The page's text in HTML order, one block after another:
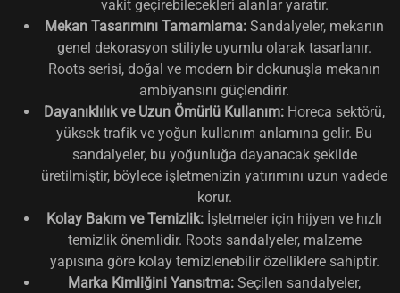
vakit geçirebilecekleri alanlar yaratır.
Mekan Tasarımını Tamamlama: Sandalyeler, mekanın
genel dekorasyon stiliyle uyumlu olarak tasarlanır.
Roots serisi, doğal ve modern bir dokunuşla mekanın
ambiyansını güçlendirir.
Dayanıklılık ve Uzun Ömürlü Kullanım: Horeca sektörü,
yüksek trafik ve yoğun kullanım anlamına gelir. Bu
sandalyeler, bu yoğunluğa dayanacak şekilde
üretilmiştir, böylece işletmenizin yatırımını uzun vadede
korur.
Kolay Bakım ve Temizlik: İşletmeler için hijyen ve hızlı
temizlik önemlidir. Roots sandalyeler, malzeme
yapısına göre kolay temizlenebilir özelliklere sahiptir.
Marka Kimliğini Yansıtma: Seçilen sandalyeler,